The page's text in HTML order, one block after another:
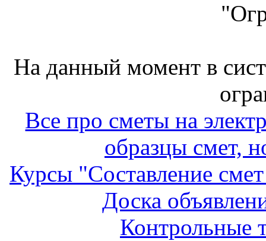
На данный момент в
Все про сметы на
образцы смет,
Курсы "Составление
Доска
Контрольные